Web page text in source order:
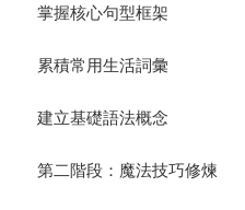
掌握核心句型框架
累積常用生活詞彙
建立基礎語法概念
第二階段：魔法技巧修煉